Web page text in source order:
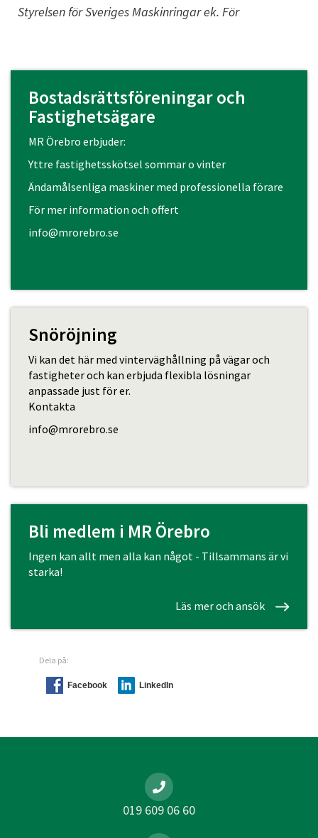
Styrelsen för Sveriges Maskinringar ek. För
Bostadsrättsföreningar och
Fastighetsägare
MR Örebro erbjuder:
Yttre fastighetsskötsel sommar o vinter
Ändamålsenliga maskiner med professionella förare
För mer information och offert
info@mrorebro.se
Snöröjning
Vi kan det här med vinterväghållning på vägar och
fastigheter och kan erbjuda flexibla lösningar
anpassade just för er.
Kontakta
info@mrorebro.se
Bli medlem i MR Örebro
Ingen kan allt men alla kan något - Tillsammans är vi
starka!
Läs mer och ansök
Dela på:
Facebook LinkedIn
019 609 06 60